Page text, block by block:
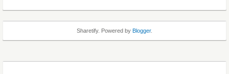
Sharetify. Powered by Blogger.